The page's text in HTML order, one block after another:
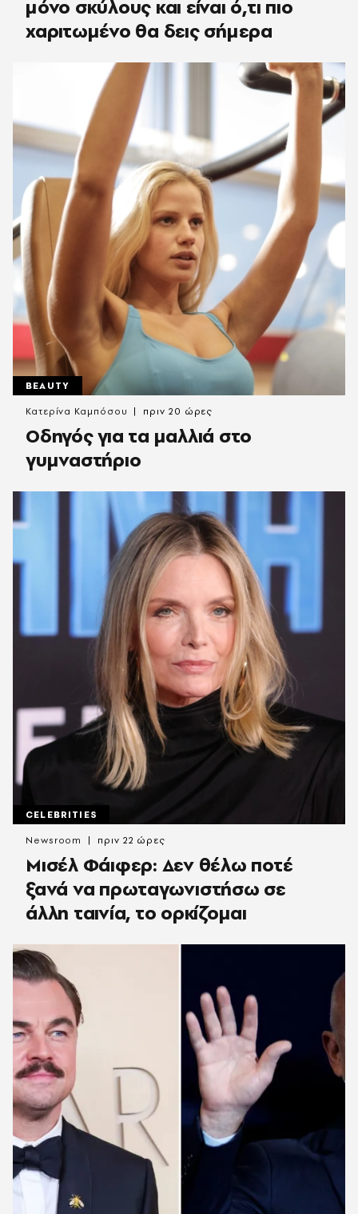
μόνο σκύλους και είναι ό,τι πιο
χαριτωμένο θα δεις σήμερα
BEAUTY
Οδηγός για τα μαλλιά στο
γυμναστήριο
Κατερίνα Καμπόσου πριν 20 ώρες
CELEBRITIES
Μισέλ Φάιφερ: Δεν θέλω ποτέ
ξανά να πρωταγωνιστήσω σε
άλλη ταινία, το ορκίζομαι
Newsroom πριν 22 ώρες